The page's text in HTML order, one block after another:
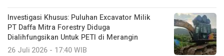
Investigasi Khusus: Puluhan Excavator Milik
PT Daffa Mitra Forestry Diduga
Dialihfungsikan Untuk PETI di Merangin
26 Juli 2026 - 17:40 WIB